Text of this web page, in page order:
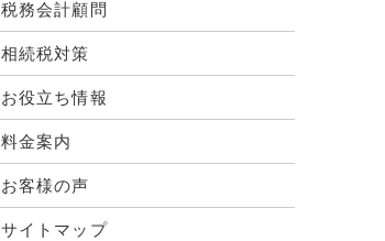
税務会計顧問
相続税対策
お役立ち情報
料金案内
お客様の声
サイトマップ